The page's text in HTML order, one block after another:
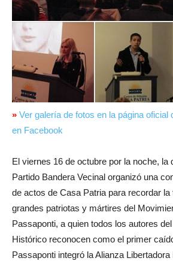
» Ver galería de fotos en la página oficial
en Facebook
El viernes 16 de octubre por la noche, la
Partido Bandera Vecinal organizó una
de actos de Casa Patria para recordar la
grandes patriotas y mártires del
Passaponti, a quien todos los autores
Histórico reconocen como el primer
Passaponti integró la Alianza